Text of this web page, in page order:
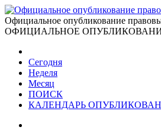
Официальное опубликование
ОФИЦИАЛЬНОЕ
Сегодня
Неделя
Месяц
ПОИСК
КАЛЕНДАРЬ